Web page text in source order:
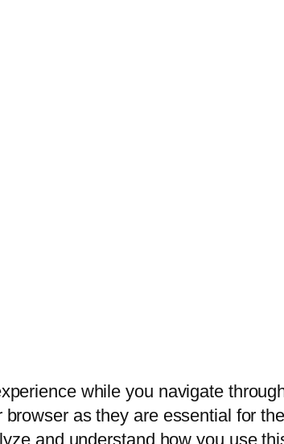
while you navigate
as they are essential for
and understand how you use